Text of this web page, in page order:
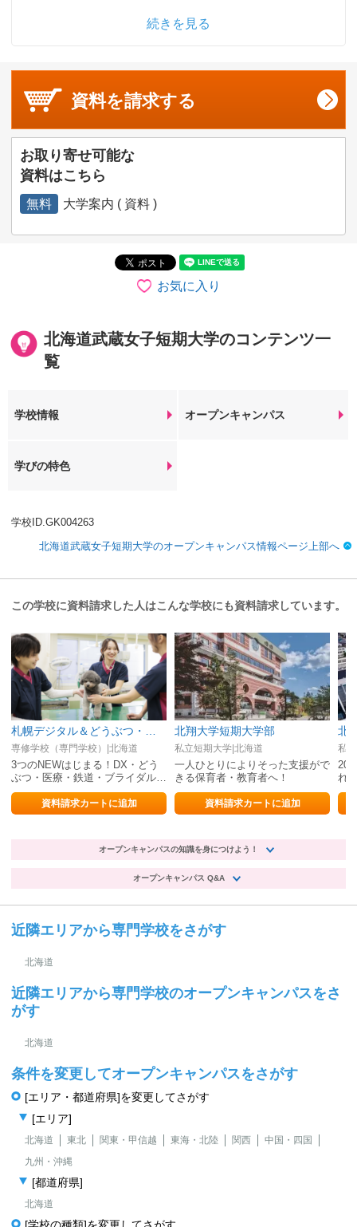
続きを見る
資料を請求する
お取り寄せ可能な
資料はこちら
無料 大学案内 ( 資料 )
お気に入り
北海道武蔵女子短期大学のコンテンツ一
覧
学校情報 オープンキャンパス
学びの特色
学校ID.GK004263
北海道武蔵女子短期大学のオープンキャンパス情報ページ上部へ
この学校に資料請求した人はこんな学校にも資料請求しています。
専修学校（専門学校）|北海道
3つのNEWはじまる！DX・どう
ぶつ・医療・鉄道・ブライダル・
ホテル・エアライン
資料請求カートに追加
北翔大学短期大学部
私立短期大学|北海道
一人ひとりによりそった支援がで
きる保育者・教育者へ！
資料請求カートに追加
北
私
れ
科
オープンキャンパスの知識を身につけよう！
オープンキャンパス Q&A
近隣エリアから専門学校をさがす
北海道
近隣エリアから専門学校のオープンキャンパスをさ
がす
北海道
条件を変更してオープンキャンパスをさがす
[エリア・都道府県]を変更してさがす
[エリア]
北海道 東北 関東・甲信越 東海・北陸 関西
中国・四国
九州・沖縄
[都道府県]
北海道